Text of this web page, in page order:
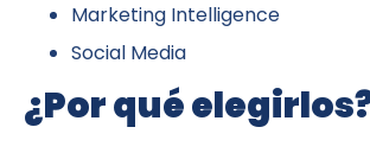
Marketing Intelligence
Social Media
¿Por qué